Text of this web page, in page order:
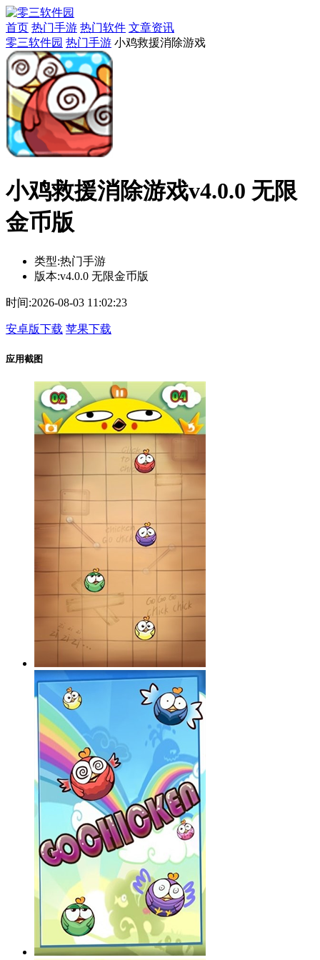
首页 热门手游 热门软件 文章资讯
零三软件园 热门手游 小鸡救援消除游戏
小鸡救援消除游戏v4.0.0 无限
金币版
类型:热门手游
版本:v4.0.0 无限金币版
时间:2026-08-03 11:02:23
安卓版下载 苹果下载
应用截图